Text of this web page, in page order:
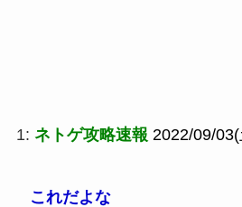
1: ネトゲ攻略速報 2022/09/
これだよな